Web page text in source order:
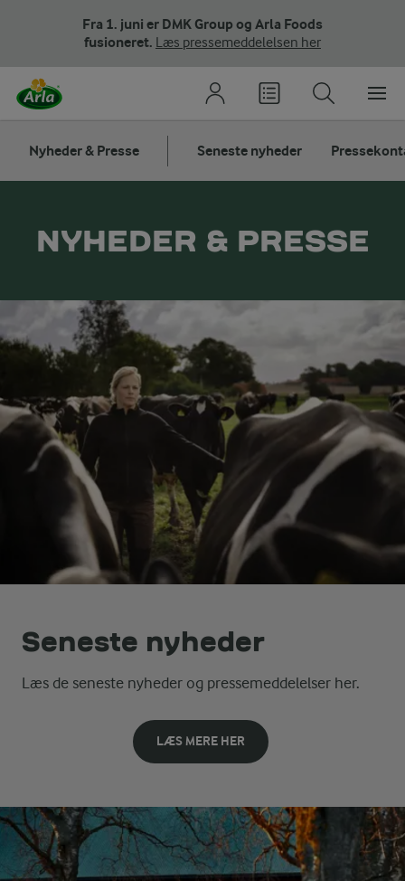
Fra 1. juni er DMK Group og Arla Foods
fusioneret. Læs pressemeddelelsen her
Nyheder & Presse Seneste nyheder
NYHEDER & PRESSE
Seneste nyheder
Læs de seneste nyheder og pressemeddelelser her.
LÆS MERE HER